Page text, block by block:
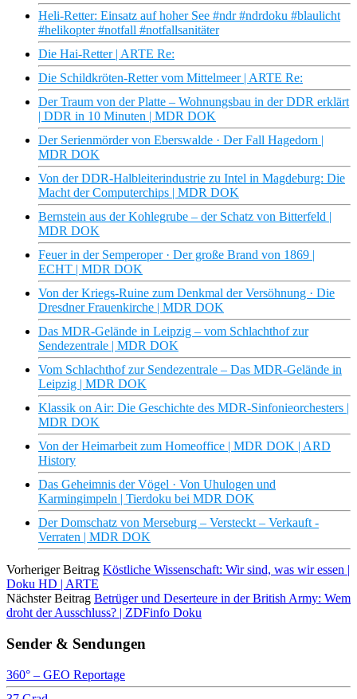
Heli-Retter: Einsatz auf hoher See #ndr #ndrdoku #blaulicht
#helikopter #notfall #notfallsanitäter
Die Hai-Retter | ARTE Re:
Die Schildkröten-Retter vom Mittelmeer | ARTE Re:
Der Traum von der Platte – Wohnungsbau in der DDR erklärt
| DDR in 10 Minuten | MDR DOK
Der Serienmörder von Eberswalde · Der Fall Hagedorn |
MDR DOK
Von der DDR-Halbleiterindustrie zu Intel in Magdeburg: Die
Macht der Computerchips | MDR DOK
Bernstein aus der Kohlegrube – der Schatz von Bitterfeld |
MDR DOK
Feuer in der Semperoper · Der große Brand von 1869 |
ECHT | MDR DOK
Von der Kriegs-Ruine zum Denkmal der Versöhnung · Die
Dresdner Frauenkirche | MDR DOK
Das MDR-Gelände in Leipzig – vom Schlachthof zur
Sendezentrale | MDR DOK
Vom Schlachthof zur Sendezentrale – Das MDR-Gelände in
Leipzig | MDR DOK
Klassik on Air: Die Geschichte des MDR-Sinfonieorchesters |
MDR DOK
Von der Heimarbeit zum Homeoffice | MDR DOK | ARD
History
Das Geheimnis der Vögel · Von Uhulogen und
Karmingimpeln | Tierdoku bei MDR DOK
Der Domschatz von Merseburg – Versteckt – Verkauft -
Verraten | MDR DOK
Vorheriger Beitrag Köstliche Wissenschaft: Wir sind, was wir essen |
Doku HD | ARTE
Nächster Beitrag Betrüger und Deserteure in der British Army: Wem
droht der Ausschluss? | ZDFinfo Doku
Sender & Sendungen
360° – GEO Reportage